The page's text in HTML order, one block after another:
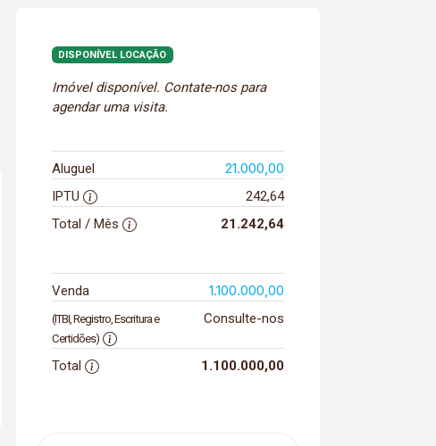
DISPONÍVEL LOCAÇÃO
Imóvel disponível. Contate-nos para
agendar uma visita.
Aluguel 21.000,00
IPTU
242,64
Total / Mês
21.242,64
Venda 1.100.000,00
(ITBI, Registro, Escritura e
Certidões)
Consulte-nos
Total 1.100.000,00